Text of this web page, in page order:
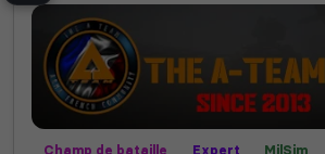
Champ de bataille Expert MilSim